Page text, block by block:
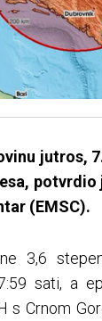
jutros,
potvrdio
(EMSC).
3,6
sati, a
s Crnom